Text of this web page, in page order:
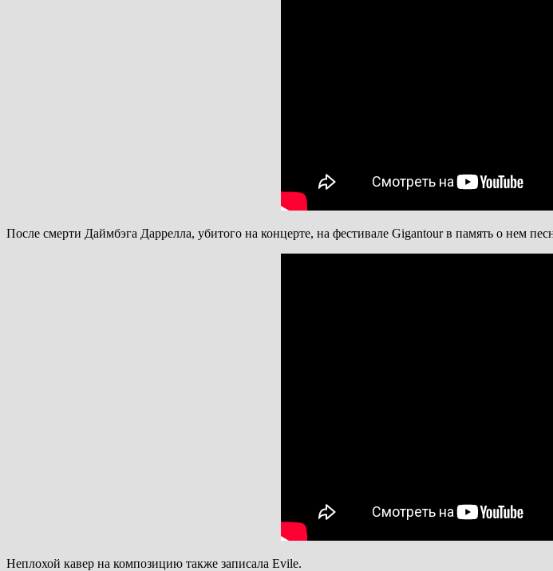
После смерти Даймбэга Даррелла, убитого на концерте, на фестивале Gigantour в память о нем
Неплохой кавер на композицию также записала Evile.